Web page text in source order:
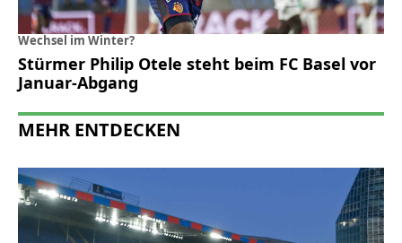
Wechsel im Winter?
Stürmer Philip Otele steht beim FC Basel vor
Januar-Abgang
MEHR ENTDECKEN